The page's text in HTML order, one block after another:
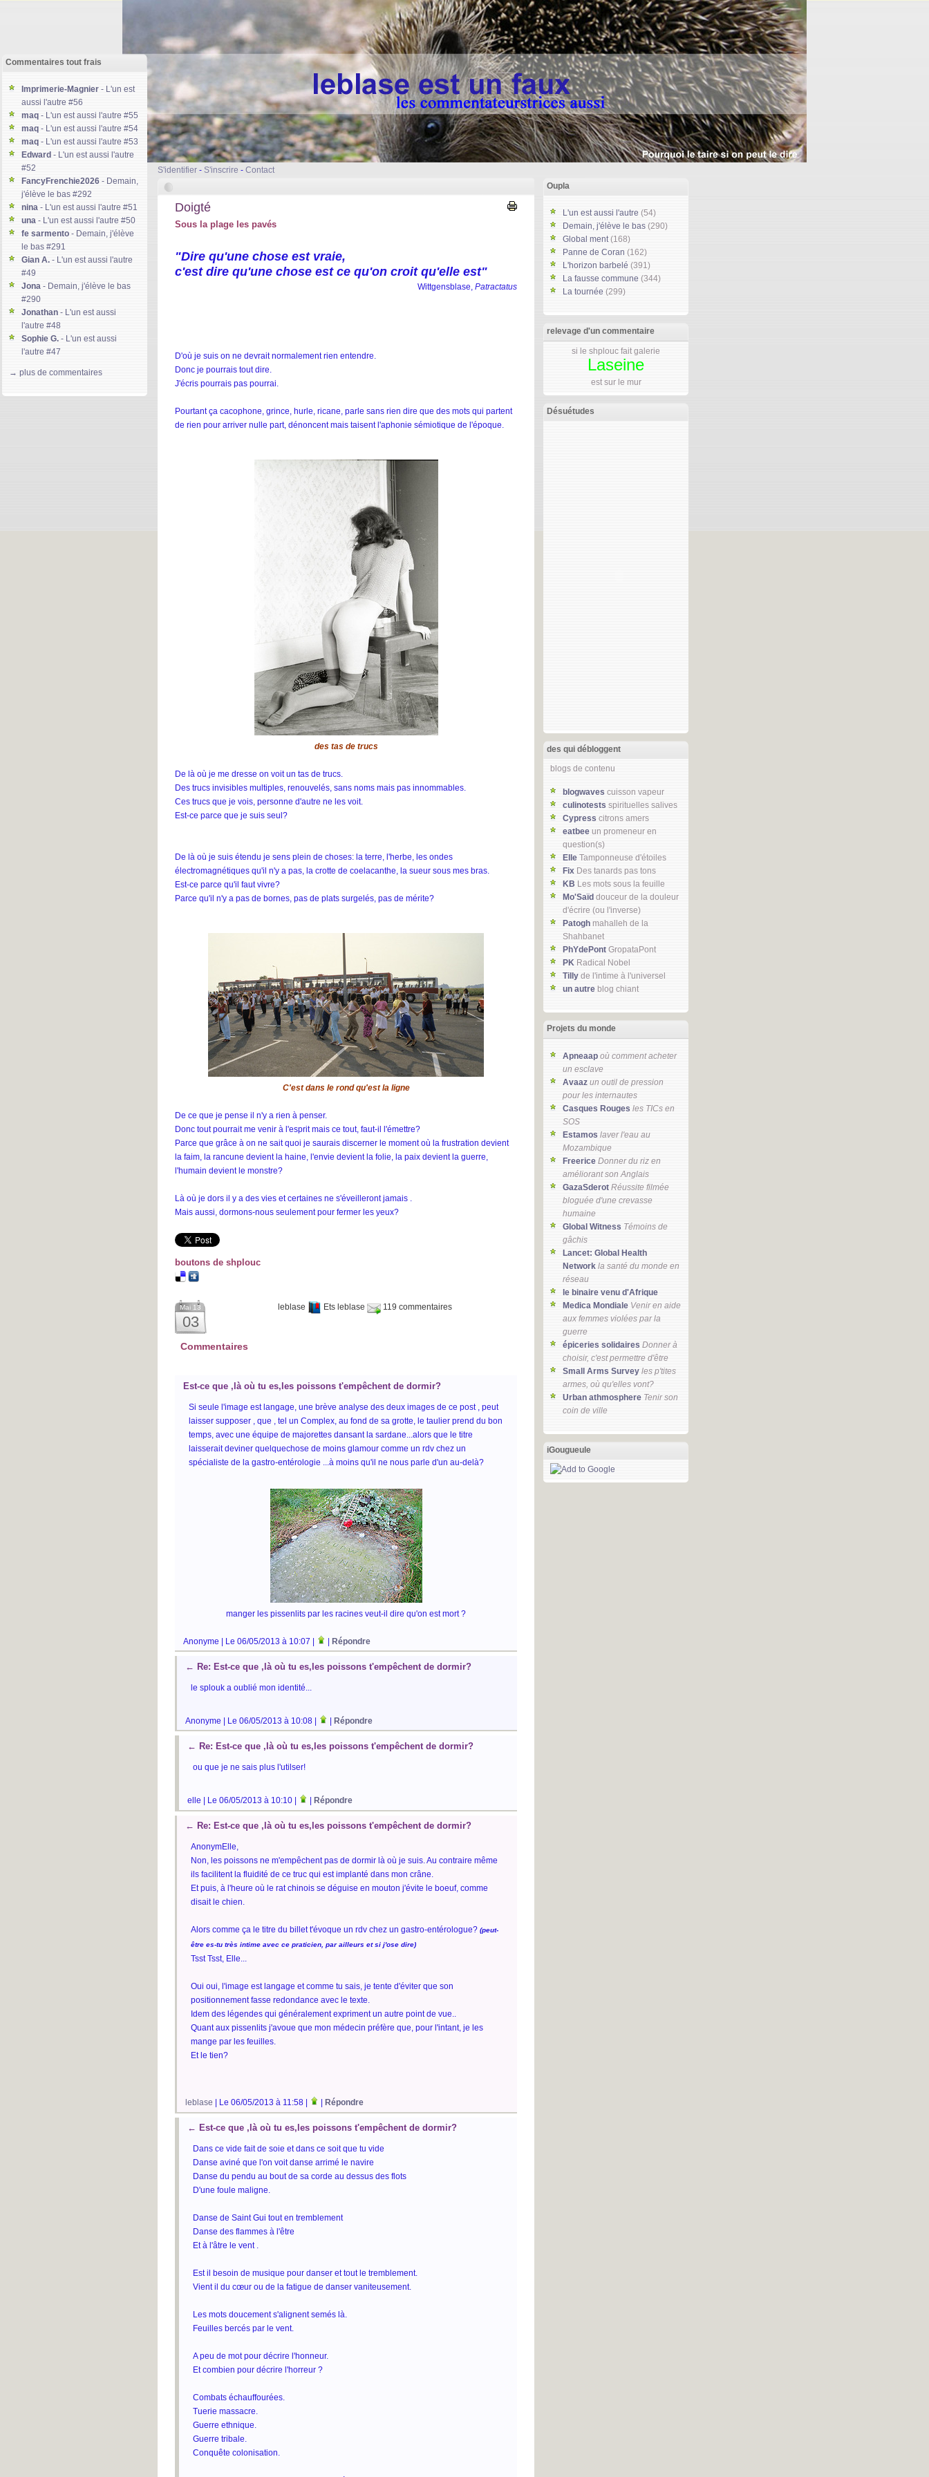
S'identifier - S'inscrire - Contact
Commentaires tout frais
Imprimerie-Magnier - L'un est
aussi l'autre #56
maq - L'un est aussi l'autre #55
maq - L'un est aussi l'autre #54
maq - L'un est aussi l'autre #53
Edward - L'un est aussi l'autre
#52
FancyFrenchie2026 - Demain,
j'élève le bas #292
nina - L'un est aussi l'autre #51
una - L'un est aussi l'autre #50
fe sarmento - Demain, j'élève
le bas #291
Gian A. - L'un est aussi l'autre
#49
Jona - Demain, j'élève le bas
#290
Jonathan - L'un est aussi
l'autre #48
Sophie G. - L'un est aussi
l'autre #47
#46
→ plus de commentaires
Doigté
Sous la plage les pavés
"Dire qu'une chose est vraie,
c'est dire qu'une chose est ce qu'on croit qu'elle est"
Wittgensblase, Patractatus
D'où je suis on ne devrait normalement rien entendre.
Donc je pourrais tout dire.
J'écris pourrais pas pourrai.
Pourtant ça cacophone, grince, hurle, ricane, parle sans rien dire que des mots qui partent
de rien pour arriver nulle part, dénoncent mais taisent l'aphonie sémiotique de l'époque.
des tas de trucs
De là où je me dresse on voit un tas de trucs.
Des trucs invisibles multiples, renouvelés, sans noms mais pas innommables.
Ces trucs que je vois, personne d'autre ne les voit.
Est-ce parce que je suis seul?
De là où je suis étendu je sens plein de choses: la terre, l'herbe, les ondes
électromagnétiques qu'il n'y a pas, la crotte de coelacanthe, la sueur sous mes bras.
Est-ce parce qu'il faut vivre?
Parce qu'il n'y a pas de bornes, pas de plats surgelés, pas de mérite?
C'est dans le rond qu'est la ligne
De ce que je pense il n'y a rien à penser.
Donc tout pourrait me venir à l'esprit mais ce tout, faut-il l'émettre?
Parce que grâce à on ne sait quoi je saurais discerner le moment où la frustration devient
la faim, la rancune devient la haine, l'envie devient la folie, la paix devient la guerre,
l'humain devient le monstre?
Là où je dors il y a des vies et certaines ne s'éveilleront jamais .
Mais aussi, dormons-nous seulement pour fermer les yeux?
boutons de shplouc
Mai 13
03
leblase Ets leblase 119 commentaires
Commentaires
Est-ce que ,là où tu es,les poissons t'empêchent de dormir?
Si seule l'image est langage, une brève analyse des deux images de ce post , peut
laisser supposer , que , tel un Complex, au fond de sa grotte, le taulier prend du bon
temps, avec une équipe de majorettes dansant la sardane...alors que le titre
laisserait deviner quelquechose de moins glamour comme un rdv chez un
spécialiste de la gastro-entérologie ...à moins qu'il ne nous parle d'un au-delà?
manger les pissenlits par les racines veut-il dire qu'on est mort ?
Anonyme | Le 06/05/2013 à 10:07 | | Répondre
← Re: Est-ce que ,là où tu es,les poissons t'empêchent de dormir?
le splouk a oublié mon identité...
Anonyme | Le 06/05/2013 à 10:08 | | Répondre
← Re: Est-ce que ,là où tu es,les poissons t'empêchent de dormir?
ou que je ne sais plus l'utilser!
elle | Le 06/05/2013 à 10:10 | Répondre
← Re: Est-ce que ,là où tu es,les poissons t'empêchent de dormir?
AnonymElle,
Non, les poissons ne m'empêchent pas de dormir là où je suis. Au contraire même
ils facilitent la fluidité de ce truc qui est implanté dans mon crâne.
Et puis, à l'heure où le rat chinois se déguise en mouton j'évite le boeuf, comme
disait le chien.
Alors comme ça le titre du billet t'évoque un rdv chez un gastro-entérologue? (peut-
être es-tu très intime avec ce praticien, par ailleurs et si j'ose dire)
Tsst Tsst, Elle...
Oui oui, l'image est langage et comme tu sais, je tente d'éviter que son
positionnement fasse redondance avec le texte.
Idem des légendes qui généralement expriment un autre point de vue..
Quant aux pissenlits j'avoue que mon médecin préfère que, pour l'intant, je les
mange par les feuilles.
Et le tien?
leblase | Le 06/05/2013 à 11:58 | Répondre
← Est-ce que ,là où tu es,les poissons t'empêchent de dormir?
Dans ce vide fait de soie et dans ce soit que tu vide
Danse aviné que l'on voit danse arrimé le navire
Danse du pendu au bout de sa corde au dessus des flots
D'une foule maligne.
Danse de Saint Gui tout en tremblement
Danse des flammes à l'être
Et à l'âtre le vent .
Est il besoin de musique pour danser et tout le tremblement.
Vient il du cœur ou de la fatigue de danser vaniteusement.
Les mots doucement s'alignent semés là.
Feuilles bercés par le vent.
A peu de mot pour décrire l'honneur.
Et combien pour décrire l'horreur ?
Combats échauffourées.
Tuerie massacre.
Guerre ethnique.
Guerre tribale.
Conquête colonisation.
Oupla
L'un est aussi l'autre (54)
Demain, j'élève le bas (290)
Global ment(168)
Panne de Coran (162)
L'horizon barbelé (391)
La fausse commune (344)
La tournée (299)
relevage d'un commentaire
si le shplouc fait galerie
Laseine
est sur le mur
Désuétudes
des qui débloggent
blogs de contenu
blogwaves cuisson vapeur
culinotests spirituelles salives
Cypress citrons amers
eatbee un promeneur en
question(s)
Elle Tamponneuse d'étoiles
Fix Des tanards pas tons
KB Les mots sous la feuille
Mo'Saïd douceur de la douleur
d'écrire (ou l'inverse)
Patogh mahalleh de la
Shahbanet
PhYdePont GropataPont
PK Radical Nobel
Tilly de l'intime à l'universel
un autre blog chiant
Projets du monde
Apneaap où comment acheter
un esclave
Avaaz un outil de pression
pour les internautes
Casques Rouges les TICs en
SOS
Estamos laver l'eau au
Mozambique
Freerice Donner du riz en
améliorant son Anglais
GazaSderot Réussite filmée
bloguée d'une crevasse
humaine
Global Witness Témoins de
gâchis
Lancet: Global Health
Network la santé du monde en
réseau
le binaire venu d'Afrique
Medica Mondiale Venir en aide
aux femmes violées par la
guerre
épiceries solidaires Donner à
choisir, c'est permettre d'être
Small Arms Survey les p'tites
armes, où qu'elles vont?
Urban athmosphere Tenir son
coin de ville
iGougueule